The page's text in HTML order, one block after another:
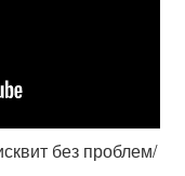
без проблем/